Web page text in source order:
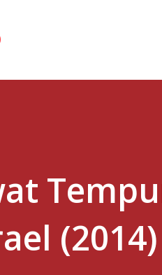
(2014)